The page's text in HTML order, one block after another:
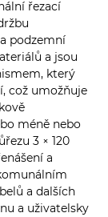
řezací
podzemní
a jsou
který
což umožňuje
méně nebo
3 × 120
a
a dalších
a uživatelsky